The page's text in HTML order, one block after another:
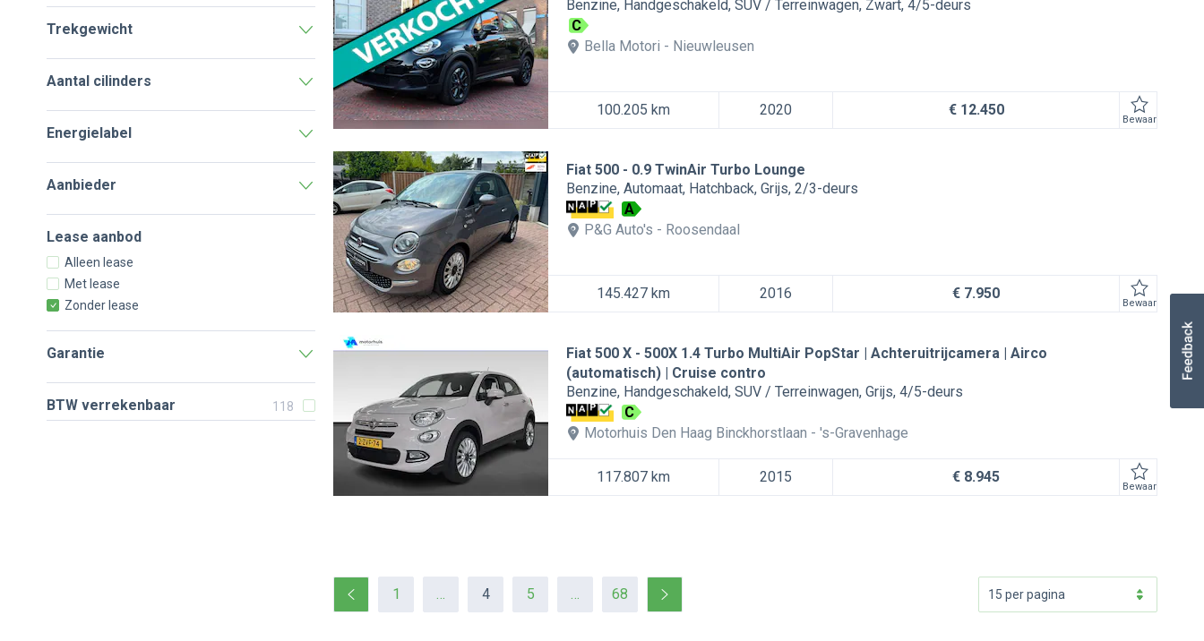
Trekgewicht
Aantal cilinders
Energielabel
Aanbieder
Lease aanbod
Alleen lease
Met lease
Zonder lease
Garantie
BTW verrekenbaar 118
Benzine Handgeschakeld SUV / Terreinwagen Zwart 4/5-deurs
C
Bella Motori
Nieuwleusen
100.205 km 2020 € 12.450
Bewaar
Fiat 500
0.9 TwinAir Turbo Lounge
Benzine Automaat Hatchback Grijs 2/3-deurs
A
P&G Auto's
Roosendaal
145.427 km 2016 € 7.950
Bewaar
Fiat 500 X
500X 1.4 Turbo MultiAir PopStar | Achteruitrijcamera | Airco
(automatisch) | Cruise contro
Benzine Handgeschakeld SUV / Terreinwagen Grijs 4/5-deurs
C
Motorhuis Den Haag Binckhorstlaan
's-Gravenhage
117.807 km 2015 € 8.945
Bewaar
1 … 4 5 … 68 15 per pagina